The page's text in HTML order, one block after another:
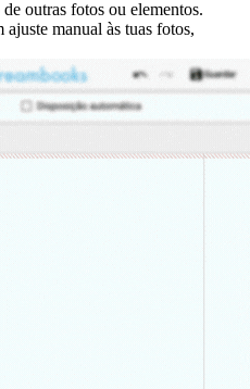
outras fotos ou elementos.
manual às tuas fotos,